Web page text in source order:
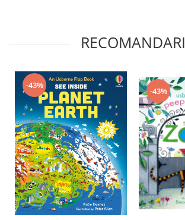
RECOMANDARI
-43%
-43%